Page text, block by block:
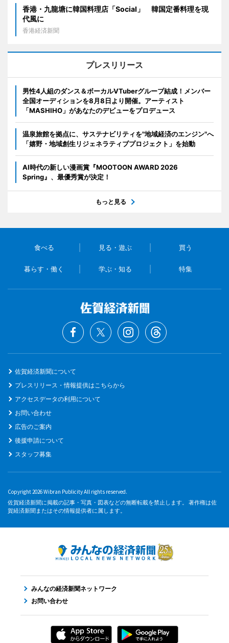
香港・九龍塘に韓国料理店「Social」 韓国定番料理を現
代風に
香港経済新聞
プレスリリース
男性4人組のダンス＆ボーカルVTuberグループ結成！メンバー
全国オーディションを8月8日より開催。アーティスト
「MASHIHO」があなたのデビューをプロデュース
温泉旅館を拠点に、サステナビリティを"地域経済のエンジン"へ
「嬉野・地域創生リジェネラティブプロジェクト」を始動
AI時代の新しい漫画賞『MOOTOON AWARD 2026
Spring』、最優秀賞が決定！
もっと見る
食べる 見る・遊ぶ 買う
暮らす・働く 学ぶ・知る 特集
佐賀経済新聞について
プレスリリース・情報提供はこちらから
アクセスデータの利用について
お問い合わせ
広告のご案内
後援申請について
スタッフ募集
Copyright 2026 Wibran Publicity All rights reserved.
佐賀経済新聞に掲載の記事・写真・図表などの無断転載を禁止します。 著作権は佐
賀経済新聞またはその情報提供者に属します。
みんなの経済新聞ネットワーク
お問い合わせ